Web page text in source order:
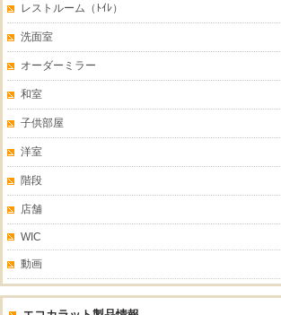
レストルーム（ﾄｲﾚ）
洗面室
オーダーミラー
和室
子供部屋
洋室
階段
店舗
WIC
動画